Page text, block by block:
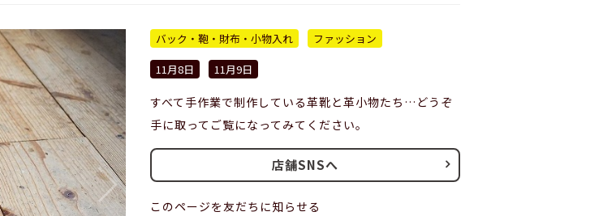
バック・鞄・財布・小物入れ
ファッション
11月8日
11月9日
すべて手作業で制作している革靴と革小物たち…どうぞ
手に取ってご覧になってみてください。
店舗SNSへ
このページを友だちに知らせる